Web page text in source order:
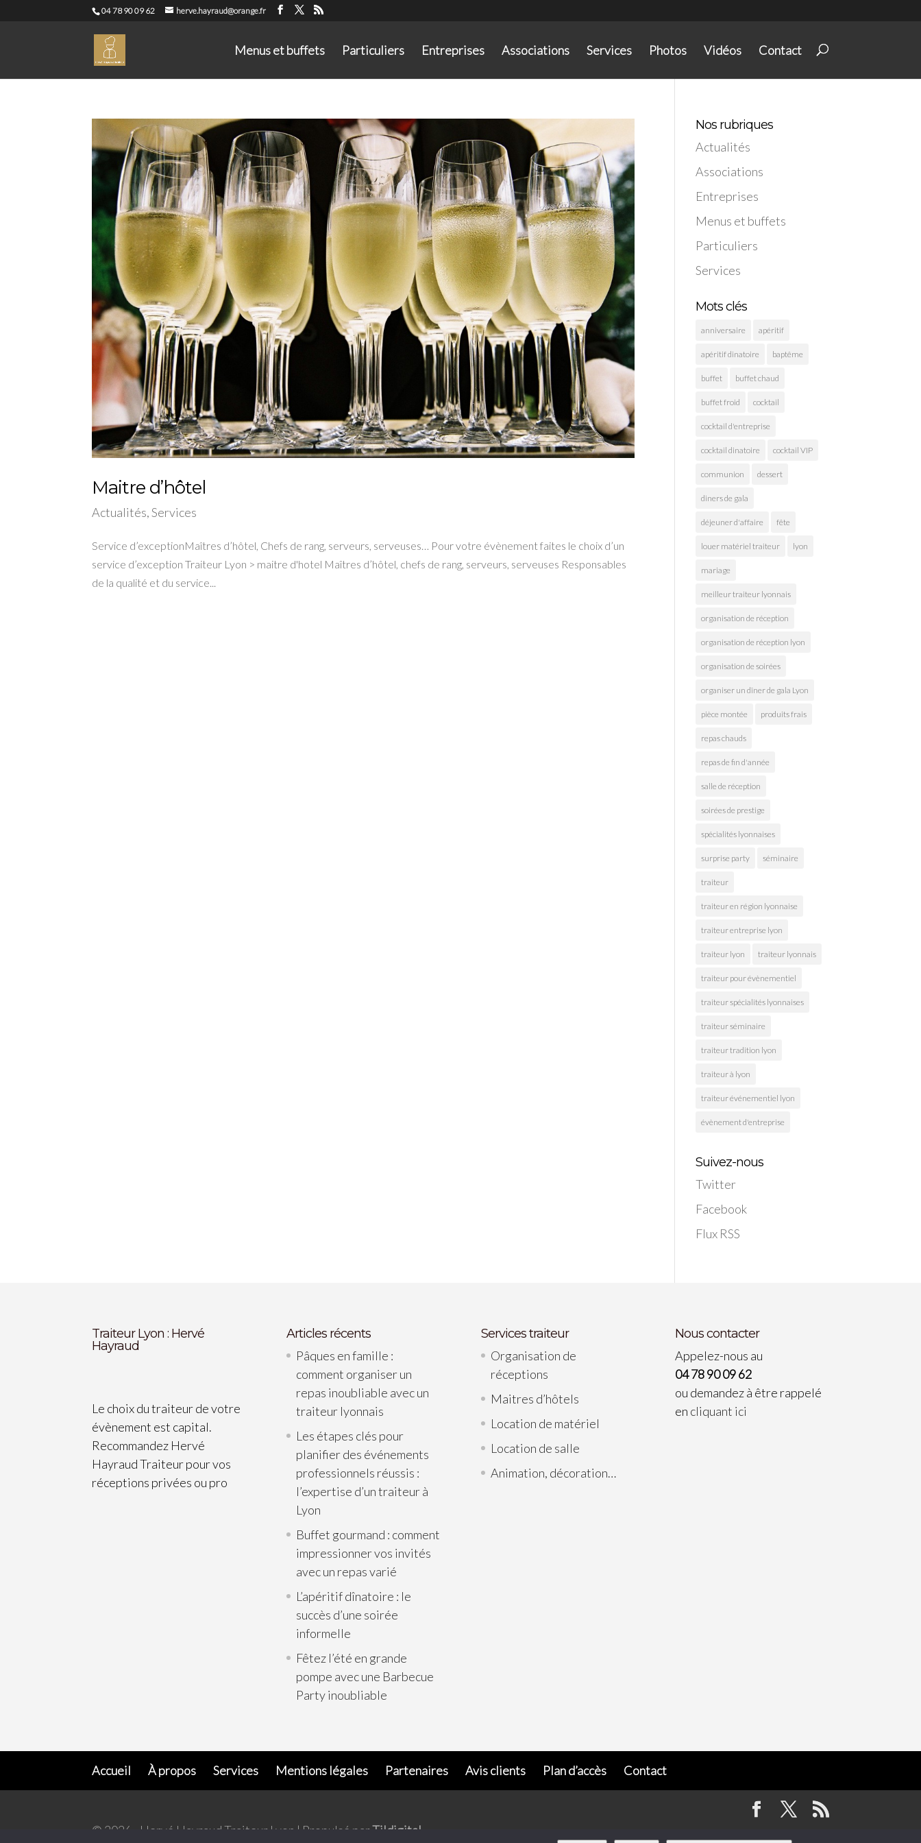
04 78 90 09 62 herve.hayraud@orange.fr
Menus et buffets Particuliers Entreprises Associations Services Photos Vidéos Contact
Maitre d’hôtel
Actualités,Services
Service d’exceptionMaîtres d’hôtel, Chefs de rang, serveurs, serveuses… Pour votre évènement faites le choix d’un
service d’exception Traiteur Lyon > maitre d'hotel Maîtres d’hôtel, chefs de rang, serveurs, serveuses Responsables
de la qualité et du service...
Nos rubriques
Actualités
Associations
Entreprises
Menus et buffets
Particuliers
Services
Mots clés
anniversaire apéritif
apéritif dinatoire baptême
buffet buffet chaud
buffet froid cocktail
cocktail d'entreprise
cocktail dinatoire cocktail VIP
communion dessert
diners de gala
déjeuner d'affaire fête
louer matériel traiteur lyon
mariage
meilleur traiteur lyonnais
organisation de réception
organisation de réception lyon
organisation de soirées
organiser un dîner de gala Lyon
pièce montée produits frais
repas chauds
repas de fin d'année
salle de réception
soirées de prestige
spécialités lyonnaises
surprise party séminaire
traiteur
traiteur en région lyonnaise
traiteur entreprise lyon
traiteur lyon traiteur lyonnais
traiteur pour évènementiel
traiteur spécialités lyonnaises
traiteur séminaire
traiteur tradition lyon
traiteur à lyon
traiteur événementiel lyon
évènement d'entreprise
Suivez-nous
Twitter
Facebook
Flux RSS
Traiteur Lyon : Hervé
Hayraud
Le choix du traiteur de votre
évènement est capital.
Recommandez Hervé
Hayraud Traiteur pour vos
réceptions privées ou pro
Articles récents
Pâques en famille :
comment organiser un
repas inoubliable avec un
traiteur lyonnais
Les étapes clés pour
planifier des événements
professionnels réussis :
l’expertise d’un traiteur à
Lyon
Buffet gourmand : comment
impressionner vos invités
avec un repas varié
L’apéritif dînatoire : le
succès d’une soirée
informelle
Fêtez l’été en grande
pompe avec une Barbecue
Party inoubliable
Services traiteur
Organisation de
réceptions
Maitres d’hôtels
Location de matériel
Location de salle
Animation, décoration…
Nous contacter
Appelez-nous au
04 78 90 09 62
ou demandez à être rappelé
en cliquant ici
Accueil À propos Services Mentions légales Partenaires Avis clients Plan d’accès Contact
© 2026 - Hervé Hayraud Traiteur Lyon | Propulsé parTildigital